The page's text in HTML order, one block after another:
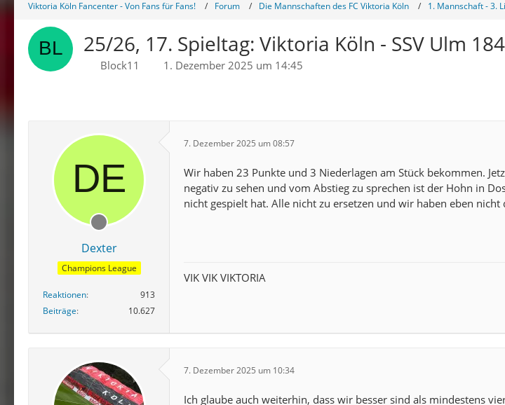
Viktoria Köln Fancenter - Von Fans für Fans! Forum Die Mannschaften des FC Viktoria Köln 1. Mannschaft - 3.
25/26, 17. Spieltag: Viktoria Köln - SSV Ulm
Block11 1. Dezember 2025 um 14:45
Dexter
Champions League
Reaktionen
913
Beiträge
10.627
7. Dezember 2025 um 08:57
Wir haben 23 Punkte und 3 Niederlagen am Stück bekommen.
negativ zu sehen und vom Abstieg zu sprechen ist der Hohn in
nicht gespielt hat. Alle nicht zu ersetzen und wir haben eben
VIK VIK VIKTORIA
7. Dezember 2025 um 10:34
Ich glaube auch weiterhin, dass wir besser sind als mindestens